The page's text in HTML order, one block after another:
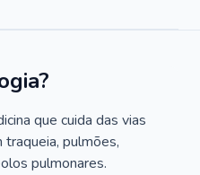
que cuida das vias
traqueia, pulmões,
pulmonares.